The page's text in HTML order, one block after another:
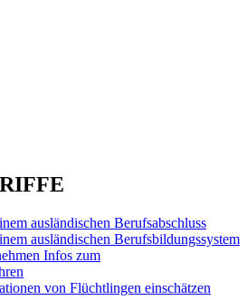
ausländischen Berufsabschluss
ausländischen Berufsbildungssystem
Infos zum
von Flüchtlingen einschätzen